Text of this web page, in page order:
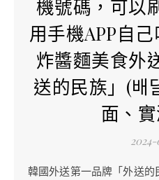
機號碼，可以
用手機APP自
炸醬麵美食外
送的民族」(배
面、
韓國外送第一品牌「外送的民族」(배달의민족)，現在一